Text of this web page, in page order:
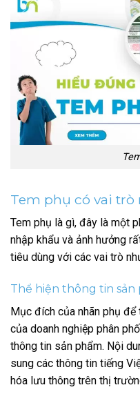
Tem phụ có vai trò
Tem phụ là gì, đây là một
nhập khẩu và ảnh hưởng
tiêu dùng với các vai trò
Thể hiện thông tin sản
Mục đích của nhãn phụ
của doanh nghiệp phân
thông tin sản phẩm. Nội
sung các thông tin tiếng
hóa lưu thông trên thị